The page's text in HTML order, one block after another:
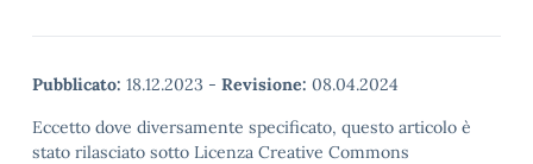
Pubblicato: 18.12.2023 - Revisione: 08.04.2024
Eccetto dove diversamente specificato, questo articolo è
stato rilasciato sotto Licenza Creative Commons